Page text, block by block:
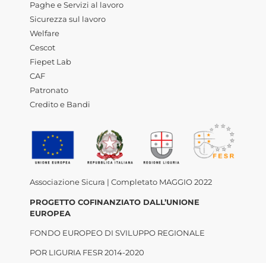
Paghe e Servizi al lavoro
Sicurezza sul lavoro
Welfare
Cescot
Fiepet Lab
CAF
Patronato
Credito e Bandi
Associazione Sicura | Completato MAGGIO 2022
PROGETTO COFINANZIATO DALL’UNIONE
EUROPEA
FONDO EUROPEO DI SVILUPPO REGIONALE
POR LIGURIA FESR 2014-2020